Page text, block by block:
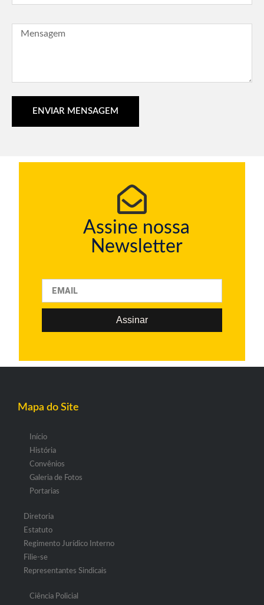
ENVIAR MENSAGEM
Assine nossa
Newsletter
Assinar
Mapa do Site
Início
História
Convênios
Galeria de Fotos
Portarias
Diretoria
Estatuto
Regimento Jurídico Interno
Filie-se
Representantes Sindicais
Ciência Policial